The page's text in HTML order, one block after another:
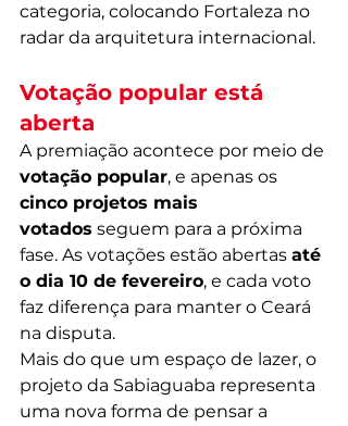
categoria, colocando Fortaleza no
radar da arquitetura internacional.
Votação popular está
aberta
A premiação acontece por meio de
votação popular, e apenas os
cinco projetos mais
votados seguem para a próxima
fase. As votações estão abertas até
o dia 10 de fevereiro, e cada voto
faz diferença para manter o Ceará
na disputa.
Mais do que um espaço de lazer, o
projeto da Sabiaguaba representa
uma nova forma de pensar a